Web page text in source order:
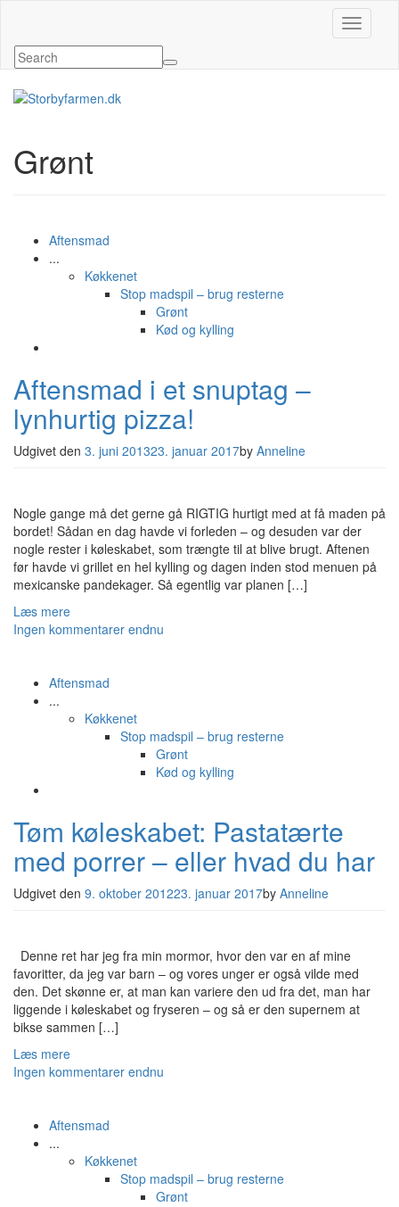
Slå
Grønt
Aftensmad
...
Køkkenet
Stop madspil – brug resterne
Grønt
Kød og kylling
Aftensmad i et snuptag –
lynhurtig pizza!
Udgivet den 3. juni 201323. januar 2017by Anneline
Nogle gange må det gerne gå RIGTIG hurtigt med at få maden på
bordet! Sådan en dag havde vi forleden – og desuden var der
nogle rester i køleskabet, som trængte til at blive brugt. Aftenen
før havde vi grillet en hel kylling og dagen inden stod menuen på
mexicanske pandekager. Så egentlig var planen […]
Læs mere
Ingen kommentarer endnu
Aftensmad
...
Køkkenet
Stop madspil – brug resterne
Grønt
Kød og kylling
Tøm køleskabet: Pastatærte
med porrer – eller hvad du har
Udgivet den 9. oktober 201223. januar 2017by Anneline
Denne ret har jeg fra min mormor, hvor den var en af mine
favoritter, da jeg var barn – og vores unger er også vilde med
den. Det skønne er, at man kan variere den ud fra det, man har
liggende i køleskabet og fryseren – og så er den supernem at
bikse sammen […]
Læs mere
Ingen kommentarer endnu
Aftensmad
...
Køkkenet
Stop madspil – brug resterne
Grønt